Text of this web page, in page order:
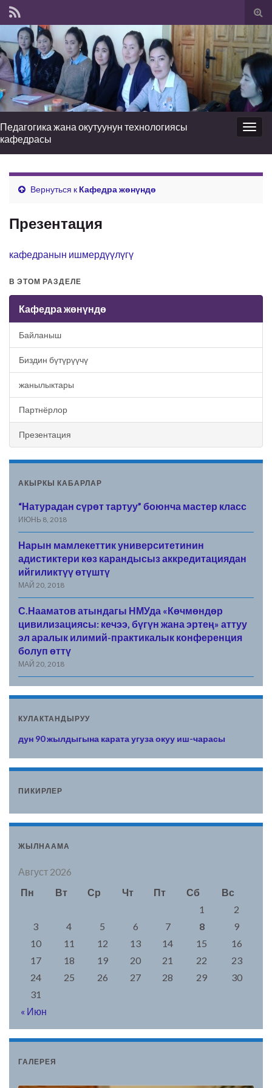
Вкл/
Педагогика жана окутуунун технологиясы
кафедрасы
Вернуться к Кафедра жөнүндө
Презентация
кафедранын ишмердүүлүгү
В ЭТОМ РАЗДЕЛЕ
Кафедра жөнүндө
Байланыш
Биздин бүтүрүүчү
жанылыктары
Партнёрлор
Презентация
АКЫРКЫ КАБАРЛАР
“Натурадан сүрөт тартуу” боюнча мастер класс
ИЮНЬ 8, 2018
Нарын мамлекеттик университетинин
адистиктери көз карандысыз аккредитациядан
ийгиликтүү өтүштү
МАЙ 20, 2018
С.Нааматов атындагы НМУда «Көчмөндөр
цивилизациясы: кечээ, бүгүн жана эртең» аттуу
эл аралык илимий-практикалык конференция
болуп өттү
МАЙ 20, 2018
КУЛАКТАНДЫРУУ
90 жылдыгына карата угуза окуу иш-чарасы
ПИКИРЛЕР
ЖЫЛНААМА
Август 2026
Пн
Вт Ср Чт Пт Сб Вс
« Июн
1
2
3
4 5 6 7 8
9
10
11 12 13 14 15
16
17
18 19 20 21 22
23
24
25 26 27 28 29
30
31
ГАЛЕРЕЯ